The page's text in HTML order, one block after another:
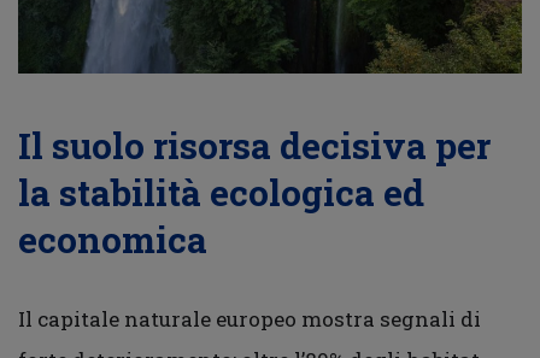
Il suolo risorsa decisiva per
la stabilità ecologica ed
economica
Il capitale naturale europeo mostra segnali di